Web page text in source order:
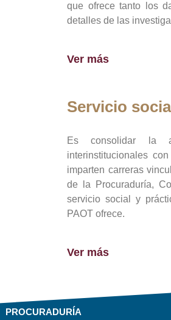
que ofrece tanto los
detalles de las
Ver más
Servicio
Es consolidar la
interinstitucionales
imparten carreras
de la Procuraduría,
servicio social y
PAOT ofrece.
Ver más
PROCURADURÍA